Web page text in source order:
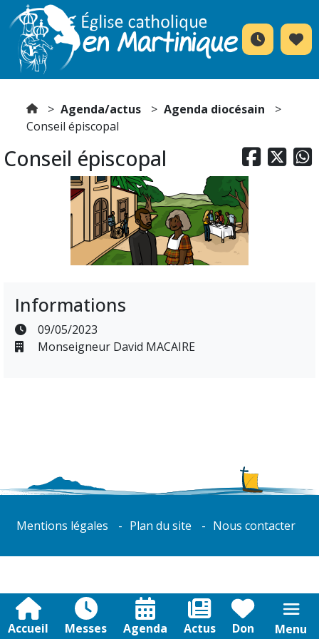
Accueil Messes Agenda Actus Don Menu
Agenda/actus
Agenda diocésain
Conseil épiscopal
  
Conseil épiscopal
Informations
09/05/2023
Monseigneur David MACAIRE
Mentions légales Plan du site Nous contacter